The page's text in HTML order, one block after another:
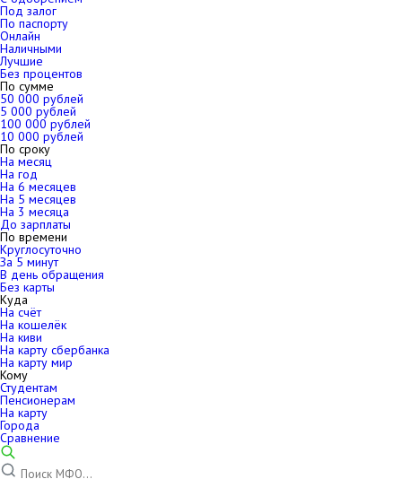
Под залог
По паспорту
Онлайн
Наличными
Лучшие
Без процентов
По сумме
50 000 рублей
5 000 рублей
100 000 рублей
10 000 рублей
По сроку
На месяц
На год
На 6 месяцев
На 5 месяцев
На 3 месяца
До зарплаты
По времени
Круглосуточно
За 5 минут
В день обращения
Без карты
Куда
На счёт
На кошелёк
На киви
На карту сбербанка
На карту мир
Кому
Студентам
Пенсионерам
На карту
Города
Сравнение